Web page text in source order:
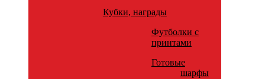
Кубки, награды
Футболки с
принтами
Готовые
шарфы